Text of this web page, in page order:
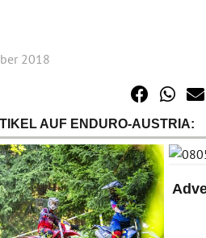
2018
AUF ENDURO-AUSTRIA: